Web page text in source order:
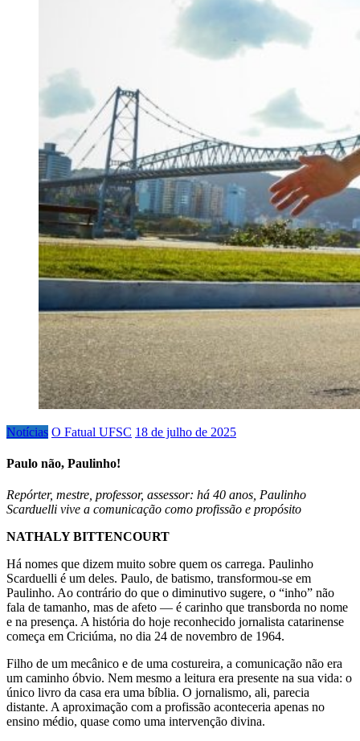
Notícias O Fatual UFSC 18 de julho de 2025
Paulo não, Paulinho!
Repórter, mestre, professor, assessor: há 40 anos, Paulinho
Scarduelli vive a comunicação como profissão e propósito
NATHALY BITTENCOURT
Há nomes que dizem muito sobre quem os carrega. Paulinho
Scarduelli é um deles. Paulo, de batismo, transformou-se em
Paulinho. Ao contrário do que o diminutivo sugere, o “inho” não
fala de tamanho, mas de afeto — é carinho que transborda no nome
e na presença. A história do hoje reconhecido jornalista catarinense
começa em Criciúma, no dia 24 de novembro de 1964.
Filho de um mecânico e de uma costureira, a comunicação não era
um caminho óbvio. Nem mesmo a leitura era presente na sua vida: o
único livro da casa era uma bíblia. O jornalismo, ali, parecia
distante. A aproximação com a profissão aconteceria apenas no
ensino médio, quase como uma intervenção divina.